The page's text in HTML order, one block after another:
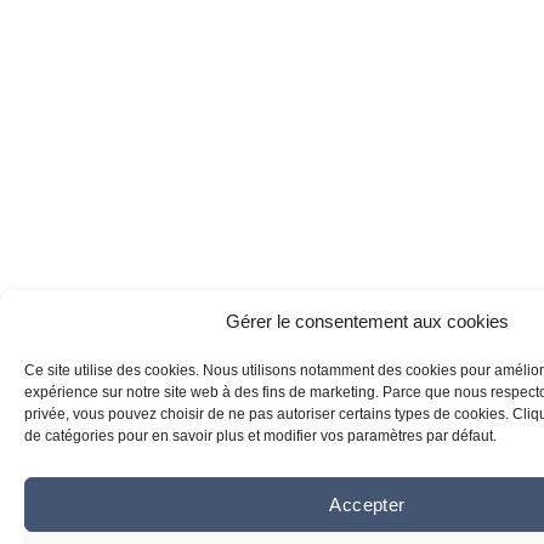
Gérer le consentement aux cookies
Ce site utilise des cookies. Nous utilisons notamment des cookies pour
expérience sur notre site web à des fins de marketing. Parce que nous
privée, vous pouvez choisir de ne pas autoriser certains types de cookies.
de catégories pour en savoir plus et modifier vos paramètres par défaut.
Accepter